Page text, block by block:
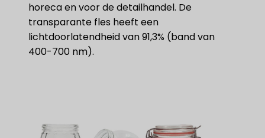
horeca en voor de detailhandel. De
transparante fles heeft een
lichtdoorlatendheid van 91,3% (band van
400-700 nm).